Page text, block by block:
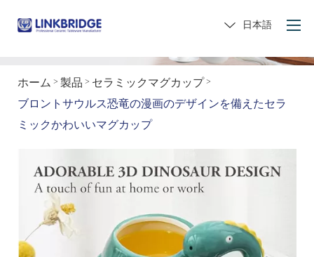
ホーム
私たちについて
製品
セラミックに
贈り物をしてください
日本語
ホーム > 製品 > セラミックマグカップ>
ブロントサウルス恐竜の漫画のデザインを備えたセラ
ミックかわいいマグカップ